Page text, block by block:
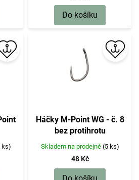
Do košíku
ks)
Háčky M-Point WG - č. 8
bez protihrotu
Skladem na prodejně (5 ks)
48 Kč